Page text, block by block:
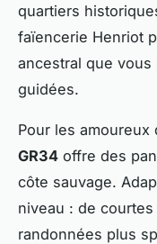
quartiers
faïencerie Henriot
ancestral que
guidées.
Pour les amoureux
GR34 offre des
côte sauvage.
niveau : de
randonnées plus